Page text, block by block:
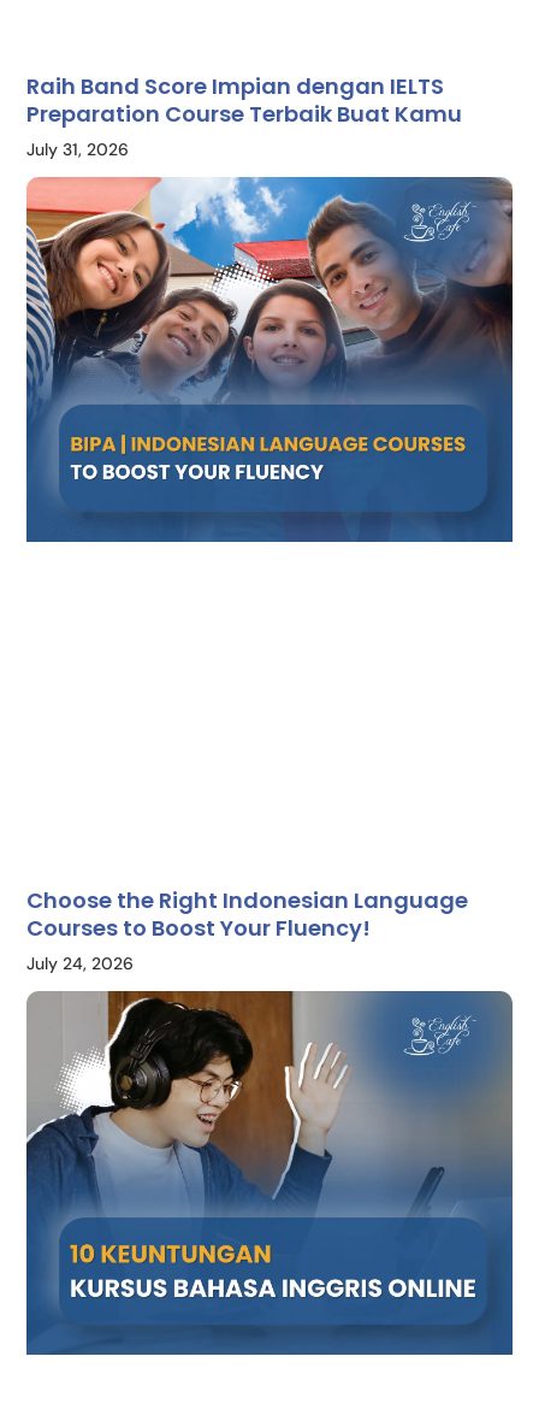
Raih Band Score Impian dengan IELTS
Preparation Course Terbaik Buat Kamu
July 31, 2026
Choose the Right Indonesian Language
Courses to Boost Your Fluency!
July 24, 2026